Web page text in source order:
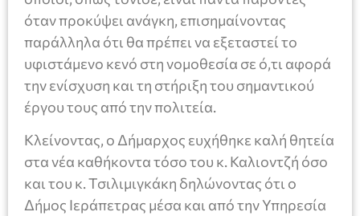
όταν προκύψει ανάγκη, επισημαίνοντας
παράλληλα ότι θα πρέπει να εξεταστεί το
υφιστάμενο κενό στη νομοθεσία σε ό,τι αφορά
την ενίσχυση και τη στήριξη του σημαντικού
έργου τους από την πολιτεία.
Κλείνοντας, ο Δήμαρχος ευχήθηκε καλή θητεία
στα νέα καθήκοντα τόσο του κ. Καλιοντζή όσο
και του κ. Τσιλιμιγκάκη δηλώνοντας ότι ο
Δήμος Ιεράπετρας μέσα και από την Υπηρεσία